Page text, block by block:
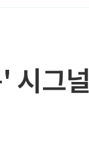
시그널